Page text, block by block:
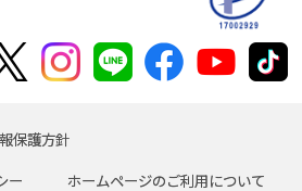
保護方針
ー
ホームページのご利用について